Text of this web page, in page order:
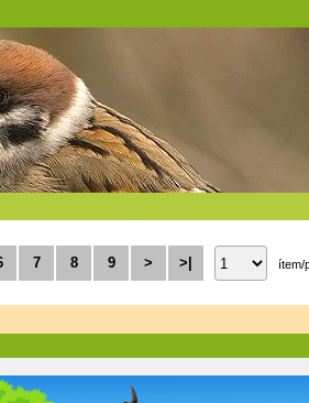
7 8 9 > >| ítem/